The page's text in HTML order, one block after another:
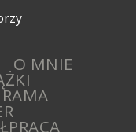
O MNIE